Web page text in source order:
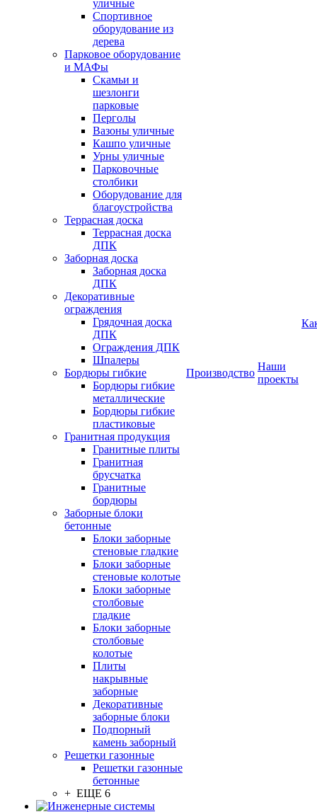
уличные
Спортивное
оборудование из
дерева
Парковое оборудование
и МАФы
Скамьи и
шезлонги
парковые
Перголы
Вазоны уличные
Кашпо уличные
Урны уличные
Парковочные
столбики
Оборудование для
благоустройства
Террасная доска
Террасная доска
ДПК
Заборная доска
Заборная доска
ДПК
Декоративные
ограждения
Грядочная доска
ДПК
Ограждения ДПК
Шпалеры
Бордюры гибкие
Бордюры гибкие
металлические
Бордюры гибкие
пластиковые
Гранитная продукция
Гранитные плиты
Гранитная
брусчатка
Гранитные
бордюры
Заборные блоки
бетонные
Блоки заборные
стеновые гладкие
Блоки заборные
стеновые колотые
Блоки заборные
столбовые
гладкие
Блоки заборные
столбовые
колотые
Плиты
накрывные
заборные
Декоративные
заборные блоки
Подпорный
камень заборный
Решетки газонные
Решетки газонные
бетонные
+ ЕЩЕ 6
Производство
Наши
проекты